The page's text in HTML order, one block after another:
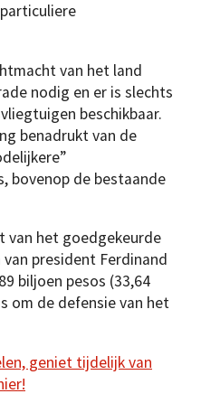
van het land
nodig en er is slechts
beschikbaar.
benadrukt van de
bovenop de bestaande
van het goedgekeurde
van president Ferdinand
biljoen pesos (33,64
om de defensie van het
geniet tijdelijk van